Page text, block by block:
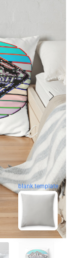
blank template